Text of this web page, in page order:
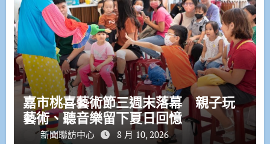
嘉市桃喜藝術節三週末落幕 親子玩
藝術、聽音樂留下夏日回憶
新聞聯訪中心 8 月 10, 2026